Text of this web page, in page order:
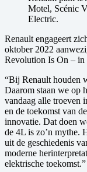
Motel, Scénic
Electric.
Renault engageert
oktober 2022
Revolution Is On – in
“Bij Renault houden
Daarom staan we op
vandaag alle troeven
en de toekomst van
innovatie. Dat doen
de 4L is zo’n mythe.
uit de geschiedenis
moderne
elektrische toekomst.”